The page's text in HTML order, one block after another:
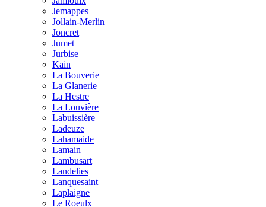
Jemappes
Jollain-Merlin
Joncret
Jumet
Jurbise
Kain
La Bouverie
La Glanerie
La Hestre
La Louvière
Labuissière
Ladeuze
Lahamaide
Lamain
Lambusart
Landelies
Lanquesaint
Laplaigne
Le Roeulx